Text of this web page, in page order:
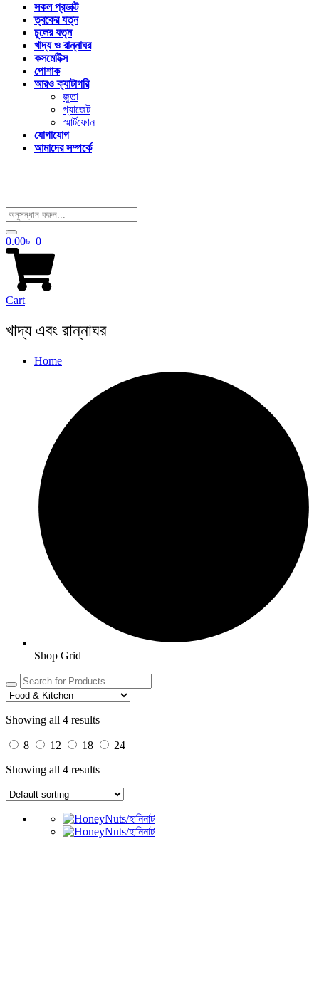
সকল প্রডাক্ট
ত্বকের যত্ন
চুলের যত্ন
খাদ্য ও রান্নাঘর
কসমেটিক্স
পোশাক
আরও ক্যাটাগরি
জুতা
গ্যাজেট
স্মার্টফোন
যোগাযোগ
আমাদের সম্পর্কে
0.00৳ 0
Cart
খাদ্য এবং রান্নাঘর
Home
Shop Grid
Showing all 4 results
8 12 18
24
Showing all 4 results